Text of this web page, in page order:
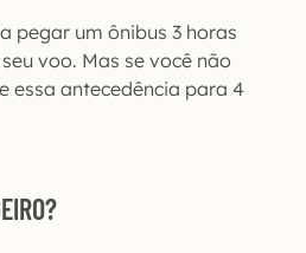
pegar um ônibus 3 horas
voo. Mas se você não
essa antecedência para 4